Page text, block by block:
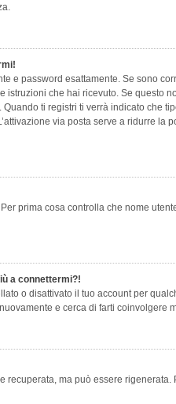
e password esattamente. Se sono
istruzioni che hai ricevuto. Se questo
ti registri ti verrà indicato che
via posta serve a ridurre
prima cosa controlla che nome
a connettermi?!
o disattivato il tuo account per
e cerca di farti coinvolgere
recuperata, ma può essere